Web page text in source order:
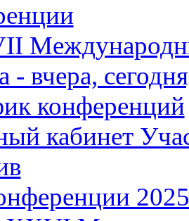
- вчера,
конференций
кабинет
2025